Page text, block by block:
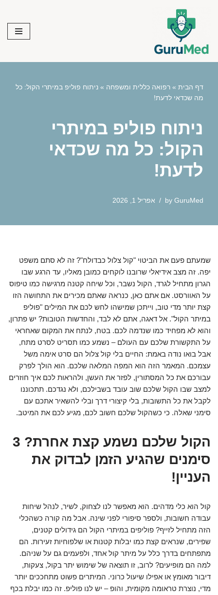
content
דף הבית » רפואה כללית ומשפחה » ניתוח פוליפ במיתרי הקול: כל
מה שכדאי לדעת!
ניתוח פוליפ במיתרי
הקול: כל מה שכדאי
לדעת!
by GuruMed אפריל 1, 2026
שמעתם פעם את הביטוי "קול צלול כבדולח"? זה לא סתם משפט
יפה. זה מצב אידיאלי שרובנו לוקחים כמובן מאליו, עד הרגע שבו
הגרון מתחיל לגרד, הקול נשבר, וכל שיחה קטנה מרגישה כמו טיפוס
על האוורסט. אם אתם כאן, כנראה שאתם מכירים את התחושה הזו
קצת יותר מדי טוב, וייתכן שמישהו לחש לכם את המילים "פוליפ
במיתר הקול". אל דאגה, אתם לא לבד, והחדשות הטובות? יש פתרון,
והוא לא מפחיד כמו שנדמה לכם. בטח, לנתח את המקום שאחראי
על התקשורת שלכם עם העולם – נשמע כמו תסריט לסרט מתח,
אבל בואו נודה באמת: החיים בלי קול צלול הם סרט אימה משל
עצמכם. המאמר הזה הוא המפה המלאה שלכם. הוא הולך לפרק
עבורכם את כל המסתורין, לפזר את העשן, ולהראות לכם איך חוזרים
למצב שבו הקול שלכם שוב עובד בשבילכם, ולא נגדכם. תתכוננו
לקבל את כל התשובות, בלי קיצורי דרך ובלי להשאיר אתכם עם
סימני שאלה. כי כשהקול שלכם חשוב לכם, מגיע לכם את המיטב.
הקול שלכם נשמע קצת אחרת? 3
סימנים שהגיע הזמן לבדוק את
העניין!
קול הוא כלי מדהים. הוא מאפשר לנו לצחוק, לשיר, לנהל שיחות
עבודה חשובות, ולספר סיפורי לפני שינה. אבל מה קורה כשהכלי
הזה מתחיל לזייף? פוליפים במיתרי הקול הם גידולים קטנים,
שפירים, שנראים קצת כמו יבלות קטנות או שלפוחיות זעירות. הם
מתפתחים בדרך כלל על מיתר קול אחד, ולפעמים גם על שניהם.
למה הם מופיעים? לרוב, זו תוצאה של שימוש יתר בקול, צעקות,
דיבור מאומץ או אפילו שיעול כרוני. המיתרים פשוט מתחככים יותר
מדי, נוצרת טראומה מקומית, והופ – יש לנו פוליפ. זה כמו יבלת בכף